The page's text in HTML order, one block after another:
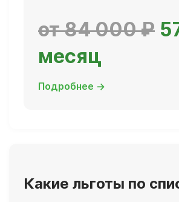
от 84 000 ₽
месяц
Подробнее →
Какие льготы по